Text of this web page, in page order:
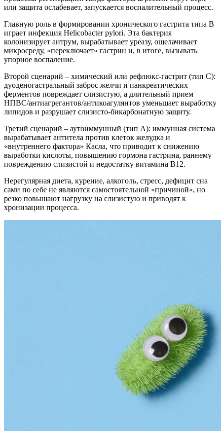
или защита ослабевает, запускается воспалительный процесс.
Главную роль в формировании хронического гастрита типа B
играет инфекция Helicobacter pylori. Эта бактерия
колонизирует антрум, вырабатывает уреазу, ощелачивает
микросреду, «переключает» гастрин и, в итоге, вызывать
упорное воспаление.
Второй сценарий – химический или рефлюкс-гастрит (тип C):
дуоденогастральный заброс желчи и панкреатических
ферментов повреждает слизистую, а длительный прием
НПВС/антиагрегантов/антикоагулянтов уменьшает выработку
липидов и разрушает слизисто-бикарбонатную защиту.
Третий сценарий – аутоиммунный (тип A): иммунная система
вырабатывает антитела против клеток желудка и
«внутреннего фактора» Касла, что приводит к снижению
выработки кислоты, повышению гормона гастрина, раннему
повреждению слизистой и недостатку витамина B12.
Нерегулярная диета, курение, алкоголь, стресс, дефицит сна
сами по себе не являются самостоятельной «причиной», но
резко повышают нагрузку на слизистую и приводят к
хронизации процесса.